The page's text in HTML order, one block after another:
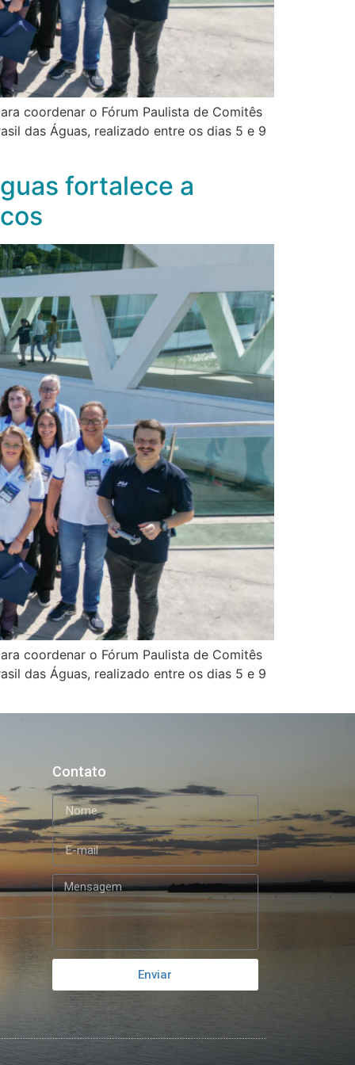
coordenar o Fórum Paulista de Comitês
das Águas, realizado entre os dias 5 e 9
fortalece a
coordenar o Fórum Paulista de Comitês
das Águas, realizado entre os dias 5 e 9
Contato
Enviar